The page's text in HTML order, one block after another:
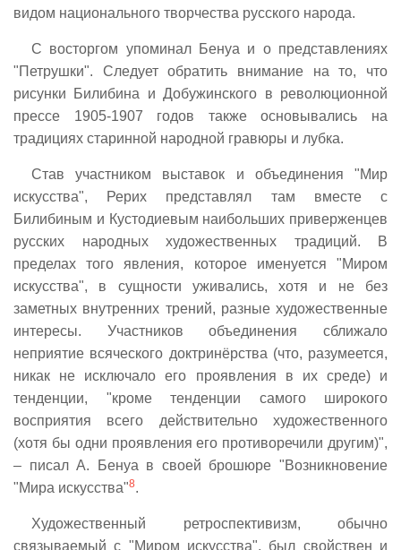
видом национального творчества русского народа.
С восторгом упоминал Бенуа и о представлениях
"Петрушки". Следует обратить внимание на то, что
рисунки Билибина и Добужинского в революционной
прессе 1905-1907 годов также основывались на
традициях старинной народной гравюры и лубка.
Став участником выставок и объединения "Мир
искусства", Рерих представлял там вместе с
Билибиным и Кустодиевым наибольших приверженцев
русских народных художественных традиций. В
пределах того явления, которое именуется "Миром
искусства", в сущности уживались, хотя и не без
заметных внутренних трений, разные художественные
интересы. Участников объединения сближало
неприятие всяческого доктринёрства (что, разумеется,
никак не исключало его проявления в их среде) и
тенденции, "кроме тенденции самого широкого
восприятия всего действительно художественного
(хотя бы одни проявления его противоречили другим)",
– писал А. Бенуа в своей брошюре "Возникновение
"Мира искусства"8.
Художественный ретроспективизм, обычно
связываемый с "Миром искусства", был свойствен и